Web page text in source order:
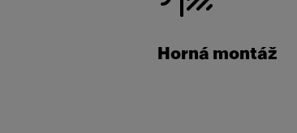
Horná montáž